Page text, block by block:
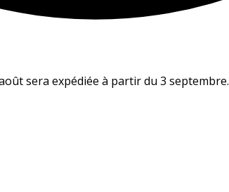
sera expédiée à partir du 3 septembre.